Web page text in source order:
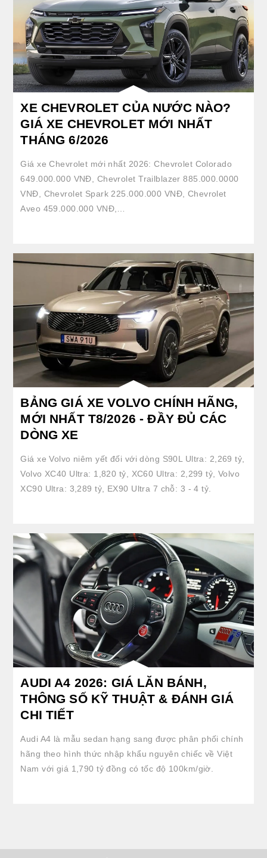
XE CHEVROLET CỦA NƯỚC NÀO?
GIÁ XE CHEVROLET MỚI NHẤT
THÁNG 6/2026
Giá xe Chevrolet mới nhất 2026: Chevrolet Colorado
649.000.000 VNĐ, Chevrolet Trailblazer 885.000.0000
VNĐ, Chevrolet Spark 225.000.000 VNĐ, Chevrolet
Aveo 459.000.000 VNĐ,…
BẢNG GIÁ XE VOLVO CHÍNH HÃNG,
MỚI NHẤT T8/2026 - ĐẦY ĐỦ CÁC
DÒNG XE
Giá xe Volvo niêm yết đối với dòng S90L Ultra: 2,269 tỷ,
Volvo XC40 Ultra: 1,820 tỷ, XC60 Ultra: 2,299 tỷ, Volvo
XC90 Ultra: 3,289 tỷ, EX90 Ultra 7 chỗ: 3 - 4 tỷ.
AUDI A4 2026: GIÁ LĂN BÁNH,
THÔNG SỐ KỸ THUẬT & ĐÁNH GIÁ
CHI TIẾT
Audi A4 là mẫu sedan hạng sang được phân phối chính
hãng theo hình thức nhập khẩu nguyên chiếc về Việt
Nam với giá 1,790 tỷ đồng có tốc độ 100km/giờ.